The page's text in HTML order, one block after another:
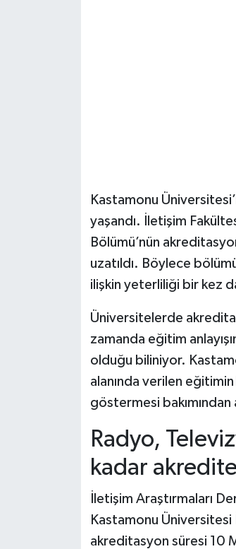
Kastamonu
yaşandı. İletişim
Bölümü’nün
uzatıldı. Böylece
ilişkin yeterliliği bir kez
Üniversitelerde
zamanda eğitim
olduğu biliniyor.
alanında verilen
göstermesi bakımından
Radyo,
kadar
İletişim Araştırmaları
Kastamonu Üniversitesi
akreditasyon süresi 10
Teknoloji Haberleri
Siyaset Haberleri
Dünya Haberleri
Yerel Haberler